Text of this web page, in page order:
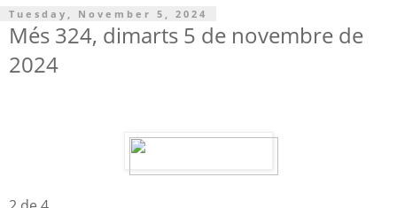
Tuesday, November 5, 2024
Més 324, dimarts 5 de novembre de
2024